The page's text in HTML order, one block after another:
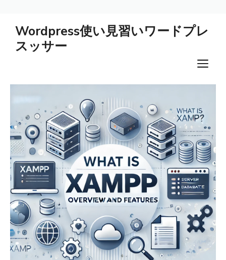
Wordpress使い見習いワードプレ
スッサー
メ
ニ
ー